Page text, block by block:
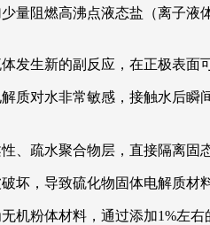
量阻燃高沸点液态盐（离子
生新的副反应，在正极表面
质对水非常敏感，接触水后瞬
、疏水聚合物层，直接隔离固
坏，导致硫化物固体电解质材
机粉体材料，通过添加1%左